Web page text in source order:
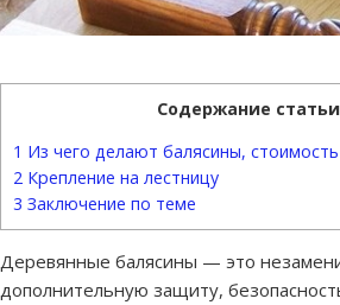
Содержание статьи
1 Из чего делают балясины,
2 Крепление на лестницу
3 Заключение по теме
Деревянные балясины — это
дополнительную защиту,